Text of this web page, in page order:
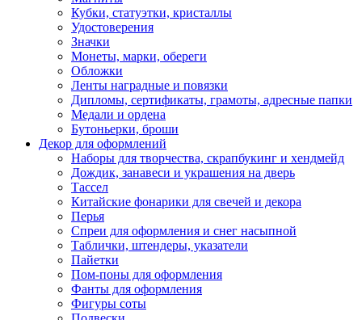
Кубки, статуэтки, кристаллы
Удостоверения
Значки
Монеты, марки, обереги
Обложки
Ленты наградные и повязки
Дипломы, сертификаты, грамоты, адресные папки
Медали и ордена
Бутоньерки, броши
Декор для оформлений
Наборы для творчества, скрапбукинг и хендмейд
Дождик, занавеси и украшения на дверь
Тассел
Китайские фонарики для свечей и декора
Перья
Спреи для оформления и снег насыпной
Таблички, штендеры, указатели
Пайетки
Пом-поны для оформления
Фанты для оформления
Фигуры соты